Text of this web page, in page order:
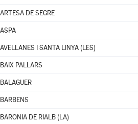
ARTESA DE SEGRE
ASPA
AVELLANES I SANTA LINYA (LES)
BAIX PALLARS
BALAGUER
BARBENS
BARONIA DE RIALB (LA)